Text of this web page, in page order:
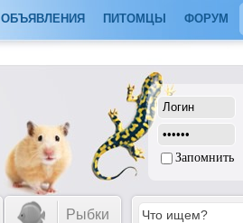
ОБЪЯВЛЕНИЯ ПИТОМЦЫ ФОРУМ
Запомнить
Рыбки